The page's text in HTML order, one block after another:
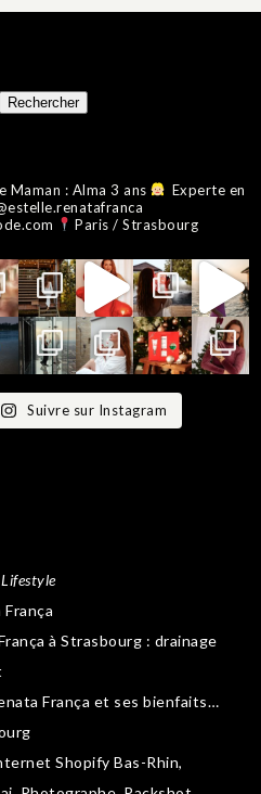
Rechercher
Maman : Alma 3 ans
Experte en
Paris / Strasbourg
Suivre sur Instagram
à Strasbourg : drainage
França et ses bienfaits…
Shopify Bas-Rhin,